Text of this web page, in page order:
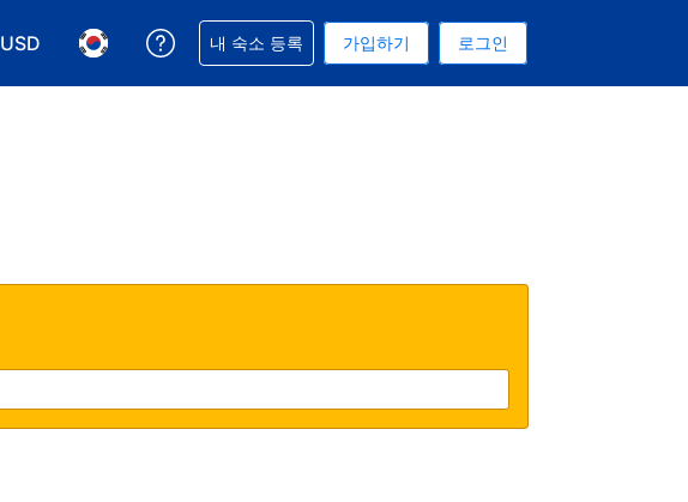
USD
통화 선택. 현재 선택된 통화는 미국 달러입니다
언어 선택. 현재 선택된 언어는 한국어입니다
예약과 관련해 도움을 받으실 수 있습니다
내 숙소 등록 가입하기 로그인